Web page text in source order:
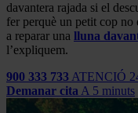
davantera rajada si el
fer perquè un petit cop no
a reparar una lluna
l’expliquem.
900 333 733 ATENCIÓ
Demanar cita A 5 minuts